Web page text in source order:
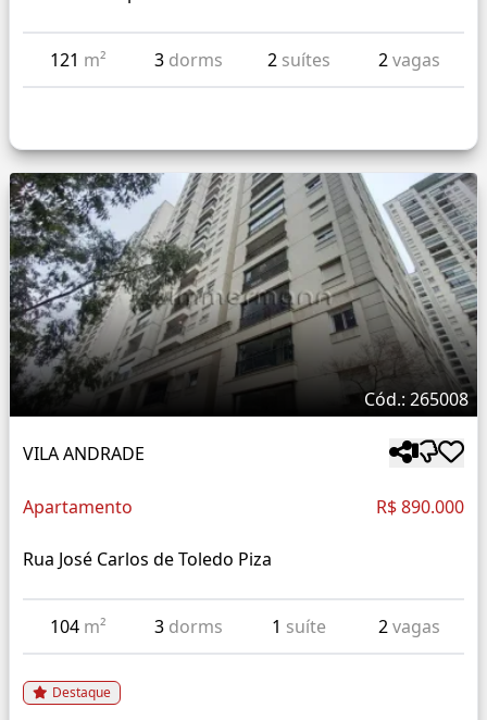
121 m² 3 dorms 2 suítes 2vagas
Cód.: 265008
VILA ANDRADE
Apartamento R$ 890.000
Rua José Carlos de Toledo Piza
104 m² 3 dorms 1 suíte 2vagas
Destaque